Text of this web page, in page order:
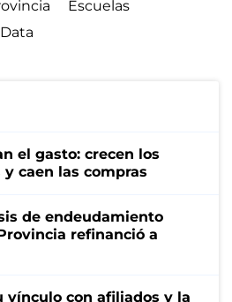
Escuelas
el gasto: crecen los
caen las compras
de endeudamiento
refinanció a
vínculo con afiliados y la